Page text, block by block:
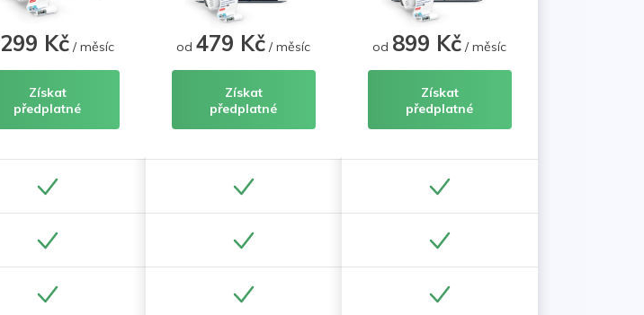
299 Kč / měsíc
Získat
předplatné
od479 Kč / měsíc
Získat
předplatné
od 899 Kč / měsíc
Získat
předplatné